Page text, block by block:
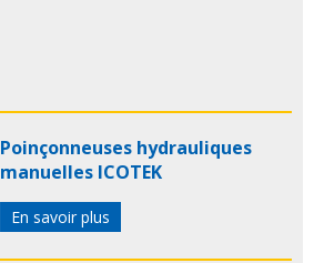
Poinçonneuses hydrauliques
manuelles ICOTEK
En savoir plus